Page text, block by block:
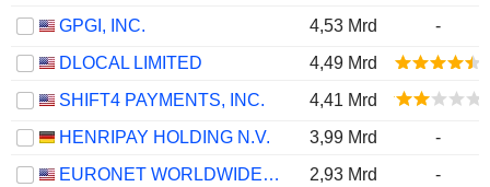
GPGI, INC. 4,53 Mrd
-
DLOCAL LIMITED
4,49 Mrd
SHIFT4 PAYMENTS, INC.
4,41 Mrd
HENRIPAY HOLDING N.V.
3,99 Mrd
-
EURONET WORLDWIDE, INC.
2,93 Mrd -